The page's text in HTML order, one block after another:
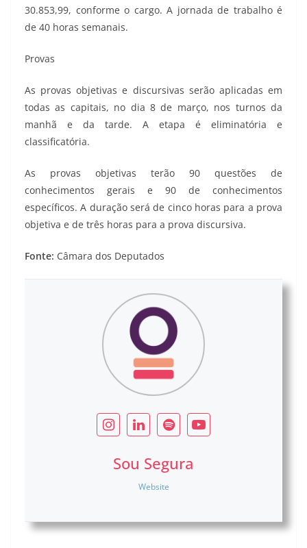
30.853,99, conforme o cargo. A jornada de trabalho é
de 40 horas semanais.
Provas
As provas objetivas e discursivas serão aplicadas em
todas as capitais, no dia 8 de março, nos turnos da
manhã e da tarde. A etapa é eliminatória e
classificatória.
As provas objetivas terão 90 questões de
conhecimentos gerais e 90 de conhecimentos
específicos. A duração será de cinco horas para a prova
objetiva e de três horas para a prova discursiva.
Fonte: Câmara dos Deputados
Sou Segura
Website